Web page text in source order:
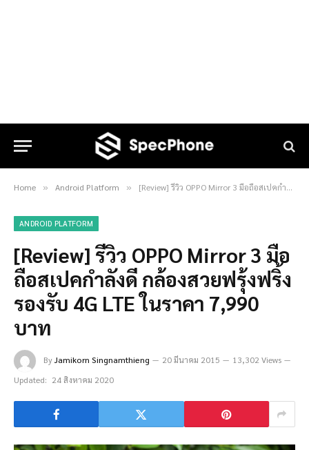
Home » Android Platform » [Review] รีวิว OPPO Mirror 3 มือถือสเปคกำลังดี กล้องสวยฟรุ้งฟริ้ง รองรับ 4G LTE ในราคา 7,990 บาท
ANDROID PLATFORM
[Review] รีวิว OPPO Mirror 3 มือ
ถือสเปคกำลังดี กล้องสวยฟรุ้งฟริ้ง
รองรับ 4G LTE ในราคา 7,990
บาท
ByJamikorn Singnamthieng 20 มีนาคม 2015
13,302 Views
Updated: 24 สิงหาคม 2020